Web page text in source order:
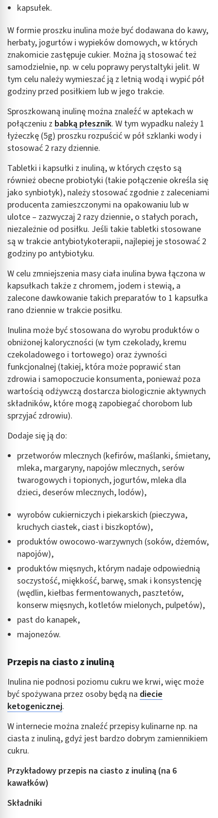
kapsułek.
W formie proszku inulina może być dodawana do kawy,
herbaty, jogurtów i wypieków domowych, w których
znakomicie zastępuje cukier. Można ją stosować też
samodzielnie, np. w celu poprawy perystaltyki jelit. W
tym celu należy wymieszać ją z letnią wodą i wypić pół
godziny przed posiłkiem lub w jego trakcie.
Sproszkowaną inulinę można znaleźć w aptekach w
połączeniu z babką płesznik. W tym wypadku należy 1
łyżeczkę (5g) proszku rozpuścić w pół szklanki wody i
stosować 2 razy dziennie.
Tabletki i kapsułki z inuliną, w których często są
również obecne probiotyki (takie połączenie określa się
jako synbiotyk), należy stosować zgodnie z zaleceniami
producenta zamieszczonymi na opakowaniu lub w
ulotce – zazwyczaj 2 razy dziennie, o stałych porach,
niezależnie od posiłku. Jeśli takie tabletki stosowane
są w trakcie antybiotykoterapii, najlepiej je stosować 2
godziny po antybiotyku.
W celu zmniejszenia masy ciała inulina bywa łączona w
kapsułkach także z chromem, jodem i stewią, a
zalecone dawkowanie takich preparatów to 1 kapsułka
rano dziennie w trakcie posiłku.
Inulina może być stosowana do wyrobu produktów o
obniżonej kaloryczności (w tym czekolady, kremu
czekoladowego i tortowego) oraz żywności
funkcjonalnej (takiej, która może poprawić stan
zdrowia i samopoczucie konsumenta, ponieważ poza
wartością odżywczą dostarcza biologicznie aktywnych
składników, które mogą zapobiegać chorobom lub
sprzyjać zdrowiu).
Dodaje się ją do:
przetworów mlecznych (kefirów, maślanki, śmietany,
mleka, margaryny, napojów mlecznych, serów
twarogowych i topionych, jogurtów, mleka dla
dzieci, deserów mlecznych, lodów),
wyrobów cukierniczych i piekarskich (pieczywa,
kruchych ciastek, ciast i biszkoptów),
produktów owocowo-warzywnych (soków, dżemów,
napojów),
produktów mięsnych, którym nadaje odpowiednią
soczystość, miękkość, barwę, smak i konsystencję
(wędlin, kiełbas fermentowanych, pasztetów,
konserw mięsnych, kotletów mielonych, pulpetów),
past do kanapek,
majonezów.
Przepis na ciasto z inuliną
Inulina nie podnosi poziomu cukru we krwi, więc może
być spożywana przez osoby będą na diecie
ketogenicznej.
W internecie można znaleźć przepisy kulinarne np. na
ciasta z inuliną, gdyż jest bardzo dobrym zamiennikiem
cukru.
Przykładowy przepis na ciasto z inuliną (na 6
kawałków)
Składniki